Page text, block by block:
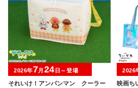
それいけ！アンパンマン クーラー
2026年7月 24 日～登場
映画ち
2026